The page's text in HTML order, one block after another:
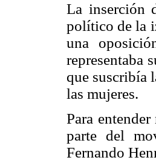
La inserción
político de la
una
representaba
que suscribía
las mujeres.
Para
parte del
Fernando